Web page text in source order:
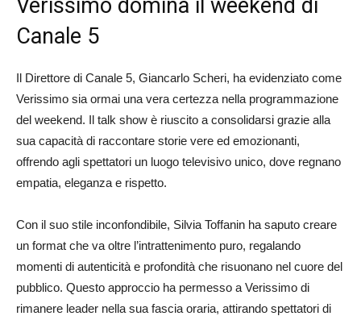
Verissimo domina il weekend di
Canale 5
Il Direttore di Canale 5, Giancarlo Scheri, ha evidenziato come
Verissimo sia ormai una vera certezza nella programmazione
del weekend. Il talk show è riuscito a consolidarsi grazie alla
sua capacità di raccontare storie vere ed emozionanti,
offrendo agli spettatori un luogo televisivo unico, dove regnano
empatia, eleganza e rispetto.
Con il suo stile inconfondibile, Silvia Toffanin ha saputo creare
un format che va oltre l’intrattenimento puro, regalando
momenti di autenticità e profondità che risuonano nel cuore del
pubblico. Questo approccio ha permesso a Verissimo di
rimanere leader nella sua fascia oraria, attirando spettatori di